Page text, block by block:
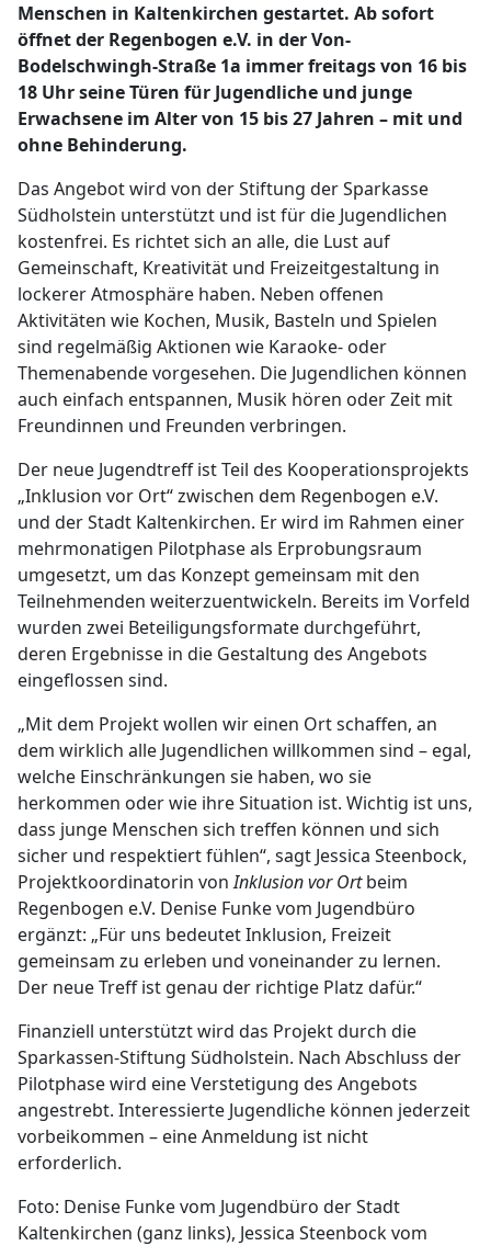
Menschen in Kaltenkirchen gestartet. Ab sofort
öffnet der Regenbogen e.V. in der Von-
Bodelschwingh-Straße 1a immer freitags von 16 bis
18 Uhr seine Türen für Jugendliche und junge
Erwachsene im Alter von 15 bis 27 Jahren – mit und
ohne Behinderung.
Das Angebot wird von der Stiftung der Sparkasse
Südholstein unterstützt und ist für die Jugendlichen
kostenfrei. Es richtet sich an alle, die Lust auf
Gemeinschaft, Kreativität und Freizeitgestaltung in
lockerer Atmosphäre haben. Neben offenen
Aktivitäten wie Kochen, Musik, Basteln und Spielen
sind regelmäßig Aktionen wie Karaoke- oder
Themenabende vorgesehen. Die Jugendlichen können
auch einfach entspannen, Musik hören oder Zeit mit
Freundinnen und Freunden verbringen.
Der neue Jugendtreff ist Teil des Kooperationsprojekts
„Inklusion vor Ort“ zwischen dem Regenbogen e.V.
und der Stadt Kaltenkirchen. Er wird im Rahmen einer
mehrmonatigen Pilotphase als Erprobungsraum
umgesetzt, um das Konzept gemeinsam mit den
Teilnehmenden weiterzuentwickeln. Bereits im Vorfeld
wurden zwei Beteiligungsformate durchgeführt,
deren Ergebnisse in die Gestaltung des Angebots
eingeflossen sind.
„Mit dem Projekt wollen wir einen Ort schaffen, an
dem wirklich alle Jugendlichen willkommen sind – egal,
welche Einschränkungen sie haben, wo sie
herkommen oder wie ihre Situation ist. Wichtig ist uns,
dass junge Menschen sich treffen können und sich
sicher und respektiert fühlen“, sagt Jessica Steenbock,
Projektkoordinatorin vonInklusion vor Ortbeim
Regenbogen e.V. Denise Funke vom Jugendbüro
ergänzt: „Für uns bedeutet Inklusion, Freizeit
gemeinsam zu erleben und voneinander zu lernen.
Der neue Treff ist genau der richtige Platz dafür.“
Finanziell unterstützt wird das Projekt durch die
Sparkassen-Stiftung Südholstein. Nach Abschluss der
Pilotphase wird eine Verstetigung des Angebots
angestrebt. Interessierte Jugendliche können jederzeit
vorbeikommen – eine Anmeldung ist nicht
erforderlich.
Foto: Denise Funke vom Jugendbüro der Stadt
Kaltenkirchen (ganz links), Jessica Steenbock vom